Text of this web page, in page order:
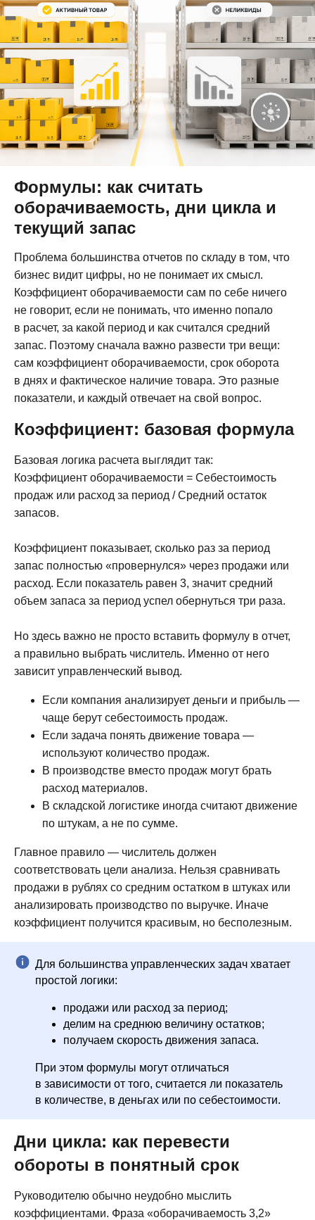
Формулы: как считать
оборачиваемость, дни цикла и
текущий запас
Проблема большинства отчетов по складу в том, что
бизнес видит цифры, но не понимает их смысл.
Коэффициент оборачиваемости сам по себе ничего
не говорит, если не понимать, что именно попало
в расчет, за какой период и как считался средний
запас. Поэтому сначала важно развести три вещи:
сам коэффициент оборачиваемости, срок оборота
в днях и фактическое наличие товара. Это разные
показатели, и каждый отвечает на свой вопрос.
Коэффициент: базовая формула
Базовая логика расчета выглядит так:
Коэффициент оборачиваемости = Себестоимость
продаж или расход за период / Средний остаток
запасов.
Коэффициент показывает, сколько раз за период
запас полностью «провернулся» через продажи или
расход. Если показатель равен 3, значит средний
объем запаса за период успел обернуться три раза.
Но здесь важно не просто вставить формулу в отчет,
а правильно выбрать числитель. Именно от него
зависит управленческий вывод.
Если компания анализирует деньги и прибыль —
чаще берут себестоимость продаж.
Если задача понять движение товара —
используют количество продаж.
В производстве вместо продаж могут брать
расход материалов.
В складской логистике иногда считают движение
по штукам, а не по сумме.
Главное правило — числитель должен
соответствовать цели анализа. Нельзя сравнивать
продажи в рублях со средним остатком в штуках или
анализировать производство по выручке. Иначе
коэффициент получится красивым, но бесполезным.
Для большинства управленческих задач хватает
простой логики:
продажи или расход за период;
делим на среднюю величину остатков;
получаем скорость движения запаса.
При этом формулы могут отличаться
в зависимости от того, считается ли показатель
в количестве, в деньгах или по себестоимости.
Дни цикла: как перевести
обороты в понятный срок
Руководителю обычно неудобно мыслить
коэффициентами. Фраза «оборачиваемость 3,2»